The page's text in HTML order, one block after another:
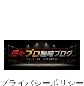
プライバシーポリシー